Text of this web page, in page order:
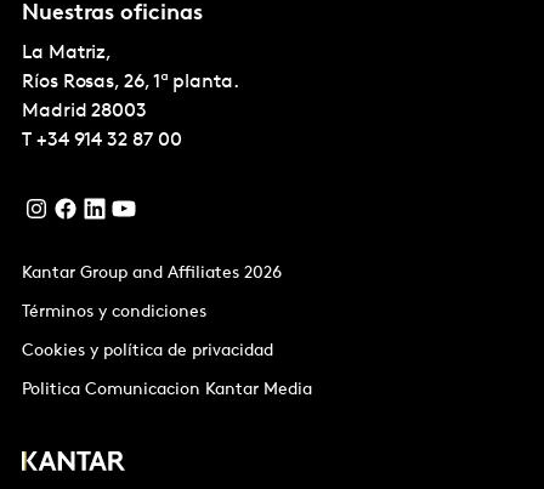
Nuestras oficinas
La Matriz,
Ríos Rosas, 26, 1ª planta.
Madrid 28003
T +34 914 32 87 00
Kantar Group and Affiliates 2026
Términos y condiciones
Cookies y política de privacidad
Politica Comunicacion Kantar Media